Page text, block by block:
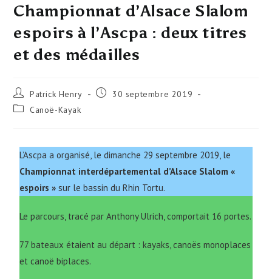
Championnat d’Alsace Slalom
espoirs à l’Ascpa : deux titres
et des médailles
Patrick Henry
30 septembre 2019
Canoë-Kayak
L’Ascpa a organisé, le dimanche 29 septembre 2019, le
Championnat interdépartemental d’Alsace Slalom «
espoirs » sur le bassin du Rhin Tortu.
Le parcours, tracé par Anthony Ulrich, comportait 16 portes.
77 bateaux étaient au départ : kayaks, canoës monoplaces
et canoë biplaces.